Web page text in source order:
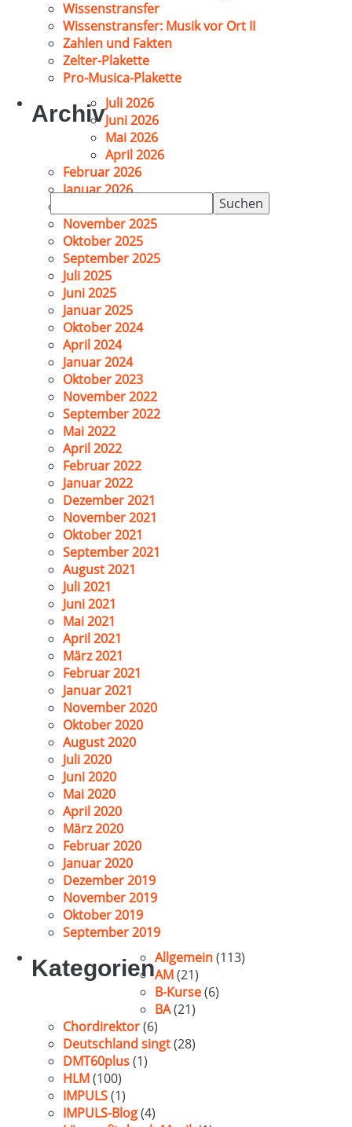
nach:
Wissenstransfer
Wissenstransfer: Musik vor Ort II
Zahlen und Fakten
Zelter-Plakette
Pro-Musica-Plakette
ArchivJuli 2026
Juni 2026
Mai 2026
April 2026
Februar 2026
Januar 2026
November 2025
Oktober 2025
September 2025
Juli 2025
Juni 2025
Januar 2025
Oktober 2024
April 2024
Januar 2024
Oktober 2023
November 2022
September 2022
Mai 2022
April 2022
Februar 2022
Januar 2022
Dezember 2021
November 2021
Oktober 2021
September 2021
August 2021
Juli 2021
Juni 2021
Mai 2021
April 2021
März 2021
Februar 2021
Januar 2021
November 2020
Oktober 2020
August 2020
Juli 2020
Juni 2020
Mai 2020
April 2020
März 2020
Februar 2020
Januar 2020
Dezember 2019
November 2019
Oktober 2019
September 2019
KategorienAllgemein(113)
AM(21)
B-Kurse(6)
BA(21)
Chordirektor(6)
Deutschland singt(28)
DMT60plus(1)
HLM(100)
IMPULS(1)
IMPULS-Blog(4)